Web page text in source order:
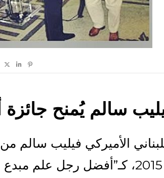
سالم يُمنح